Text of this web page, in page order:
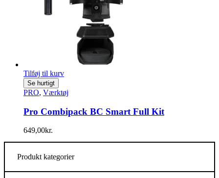
Tilføj til kurv
Se hurtigt
PRO, Værktøj
Pro Combipack BC Smart Full Kit
649,00kr.
Produkt kategorier